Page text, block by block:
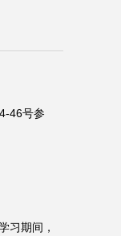
46号参
习期间，